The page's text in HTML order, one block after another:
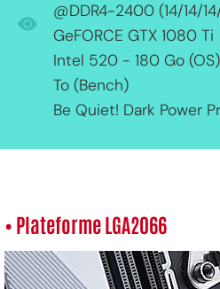
@DDR4-2400 (14/14/
GeFORCE GTX 1080 Ti
Intel 520 - 180 Go
To (Bench)
Be Quiet! Dark Power
• Plateforme LGA2066